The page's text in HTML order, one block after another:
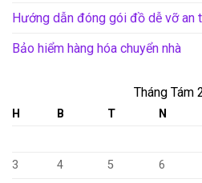
Hướng dẫn đóng gói đồ dễ vỡ an
Bảo hiểm hàng hóa chuyển nhà
Tháng Tám
H B T N
3
4 5 6